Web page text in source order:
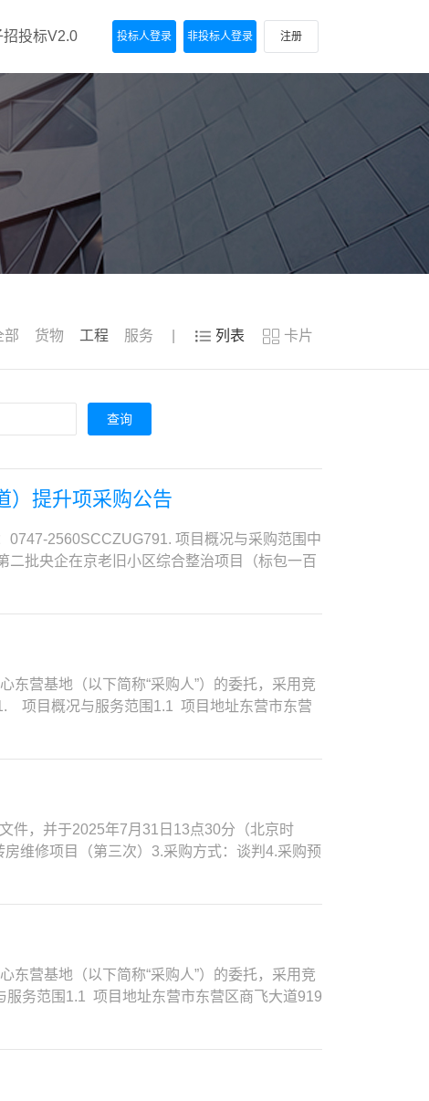
投标V2.0 投标人登录 非投标人登录 注册
列表 卡片
部 货物 工程 服务
查询
）提升项采购公告
0747-2560SCCZUG791. 项目概况与采购范围中
批央企在京老旧小区综合整治项目（标包一百
内容。详见采购文件第五章。采购方式：询比
建筑装饰装修工程专业承包二级及以上资质。
或事业单位法人证书扫描件；（2）施工资质扫
书扫描件（注册在供应商单位且注册证书在有
请各供应商注意，根据《住房和城乡建设部办
一级建造师统一使用电子证书，纸质注册证书
该电子证书无效。③超出使用时限的电子证书
财务要求无。供应商须提供相关证明资料：
入失信被执行人名单，处罚期限届满的除外。
商须提供相关证明资料：无。2.5 其他要求（1）
同一工程相邻分段发包或分期施工的；②合同
术问题，请拨打平台技术支持联系电话：010-
传的电子版响应文件，中化商务电子招投标平台
子招投标平台(e.sinochemitc.com)进行。6. 联系
电子邮件：15152181@qq.com 采
东营基地（以下简称“采购人”）的委托，采用竞
项目概况与服务范围1.1 项目地址东营市东营
改造涉及以下几部分：① 防水改造② 机柜承重
相关证书材料）；2.3 供应商须具备中华人民共
执业资格证书，注册专业须为机电工程，具备
工项目的项目负责人，但发生下列情形之一的除
；(3)因非承包方原因致使工程项目停工超过120
谈判者，请于2025年07月22日下午17:00到
在投标单位需先进行网上注册（免费）。注：
付成功后，可下载方案征询书及增值税电子普
。未在招标代理机构登记、支付平台使用费的潜
07-31上午09:004.1.2递交方法：电子文件递
08-01下午14:004.2.2谈判地点：另行通知
判具体情况另行通知4.4.2开启地点：中化商务
件，并于2025年7月31日13点30分（北京时
维修项目（第三次）3.采购方式：谈判4.采购预
款及其他商务要求（公告附件）。项目要求★
目是否接受联合体响应：不接受二、供应商应
行政法规规定的其他条件；7.截止至本项目响
收违法失信主体的供应商，不得为“中国政府采购
罚决定规定的时间和地域范围内）；8.未被中
《不良记录行为供应商名单》为准）；9.根据采
业承包二级（含）以上资质；（2）供应商需具
3）项目经理：项目经理需具有建筑工程专业
东营基地（以下简称“采购人”）的委托，采用竞
务范围1.1 项目地址东营市东营区商飞大道919
几部分：① 防水改造② 机柜承重改造③ 线缆改
；2.3 供应商须具备中华人民共和国住房和城乡